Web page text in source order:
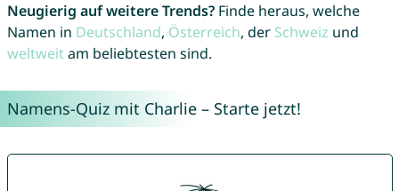
Neugierig auf weitere Trends?Finde heraus, welche
Namen in Deutschland, Österreich, der Schweiz und
weltweitam beliebtesten sind.
Namens-Quiz mit Charlie – Starte jetzt!